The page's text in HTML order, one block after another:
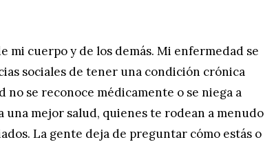
mi cuerpo y de los demás. Mi enfermedad se
sociales de tener una condición crónica
no se reconoce médicamente o se niega a
mejor salud, quienes te rodean a menudo
La gente deja de preguntar cómo estás o